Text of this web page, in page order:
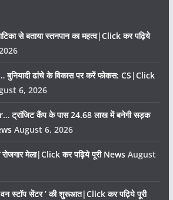
से बताया स्तनपान का महत्व|Click कर पढ़िये
ढांचे के विकास पर करें फोकस: CS|Click
6, 2026
ट्रांजिट कैंप के पास 24.68 लाख में बनेगी सड़क
August 6, 2026
मेला|Click कर पढ़िये पूरी News August
स्टॉप सेंटर ’ की शुरूआत|Click कर पढ़िये पूरी